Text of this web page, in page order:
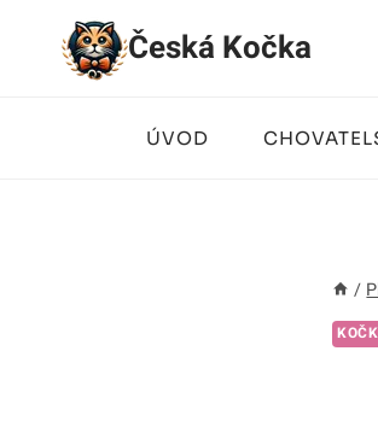
Přeskočit
Česká Kočka
ÚVOD
/